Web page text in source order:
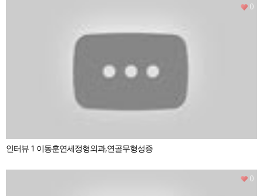
인터뷰 1 이동훈연세정형외과,연골무형성증
0
0